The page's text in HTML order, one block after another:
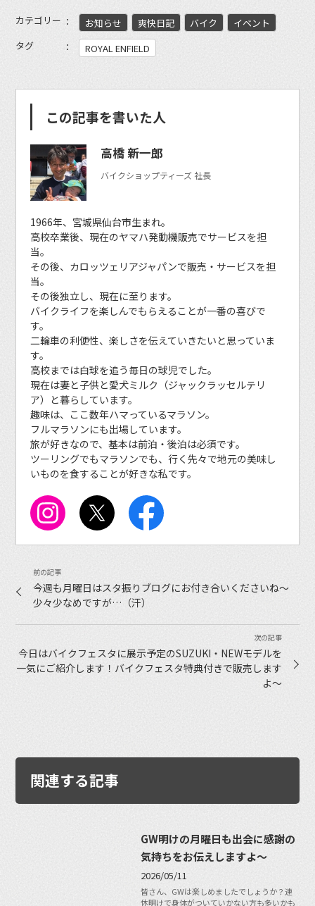
カテゴリー お知らせ 爽快日記 バイク
イベント
タグ
ROYAL ENFIELD
この記事を書いた人
高橋 新一郎
バイクショップティーズ 社長
1966年、宮城県仙台市生まれ。
高校卒業後、現在のヤマハ発動機販売でサービスを担
当。
その後、カロッツェリアジャパンで販売・サービスを担
当。
その後独立し、現在に至ります。
バイクライフを楽しんでもらえることが一番の喜びで
す。
二輪車の利便性、楽しさを伝えていきたいと思っていま
す。
高校までは白球を追う毎日の球児でした。
現在は妻と子供と愛犬ミルク（ジャックラッセルテリ
ア）と暮らしています。
趣味は、ここ数年ハマっているマラソン。
フルマラソンにも出場しています。
旅が好きなので、基本は前泊・後泊は必須です。
ツーリングでもマラソンでも、行く先々で地元の美味し
いものを食することが好きな私です。
今週も月曜日はスタ振りブログにお付き合いくださいね〜
少々少なめですが…（汗）
今日はバイクフェスタに展示予定のSUZUKI・NEWモデルを
一気にご紹介します！バイクフェスタ特典付きで販売します
よ〜
関連する記事
GW明けの月曜日も出会に感謝の
気持ちをお伝えしますよ〜
2026/05/11
皆さん、GWは楽しめましたでしょうか？連
休明けで身体がついていかない方も多いかも